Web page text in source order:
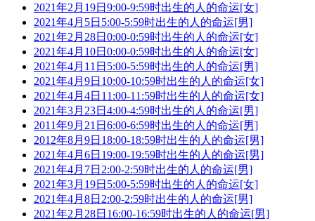
2021年2月19日9:00-9:59时出生的人的命运[女]
2021年4月5日5:00-5:59时出生的人的命运[男]
2021年2月28日0:00-0:59时出生的人的命运[女]
2021年4月10日0:00-0:59时出生的人的命运[女]
2021年4月11日5:00-5:59时出生的人的命运[男]
2021年4月9日10:00-10:59时出生的人的命运[女]
2021年4月4日11:00-11:59时出生的人的命运[女]
2021年3月23日4:00-4:59时出生的人的命运[男]
2011年9月21日6:00-6:59时出生的人的命运[男]
2012年8月9日18:00-18:59时出生的人的命运[男]
2021年4月6日19:00-19:59时出生的人的命运[男]
2021年4月7日2:00-2:59时出生的人的命运[男]
2021年3月19日5:00-5:59时出生的人的命运[女]
2021年4月8日2:00-2:59时出生的人的命运[男]
2021年2月28日16:00-16:59时出生的人的命运[男]